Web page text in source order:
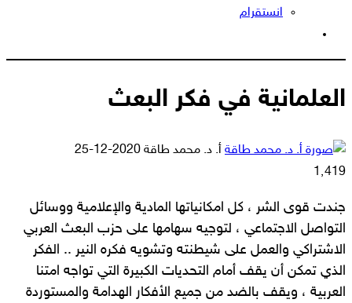
انستقرام
المظلم
العلمانية في فكر البعث
أ. د. محمد طاقة أرسل
2020-12-25
1٬419
جندت قوى الشر ، كل امكانياتها المادية والإعلامية ووسائل
التواصل الاجتماعي ، لتوجيه سهامها على حزب البعث العربي
الاشتراكي والعمل على شيطنته وتشويه فكره النير .. الفكر
الذي تمكن أن يقف أمام التحديات الكبيرة التي تواجه امتنا
العربية ، ويقف بالضد من جميع الأفكار الهدامة والمستوردة